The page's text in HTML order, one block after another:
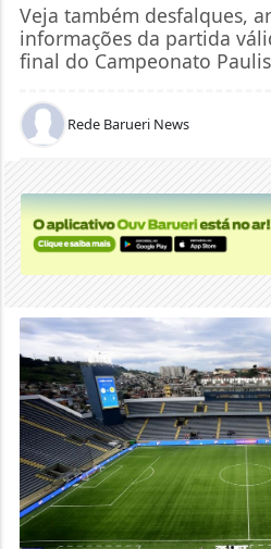
Veja também desfalques,
informações da partida
final do Campeonato
Rede Barueri News